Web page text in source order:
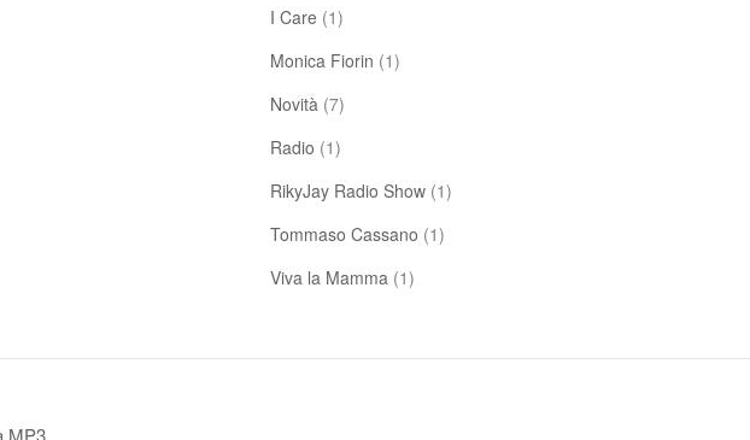
I Care (1)
Monica Fiorin (1)
Novità(7)
Radio (1)
RikyJay Radio Show(1)
Tommaso Cassano (1)
Viva la Mamma(1)
MP3